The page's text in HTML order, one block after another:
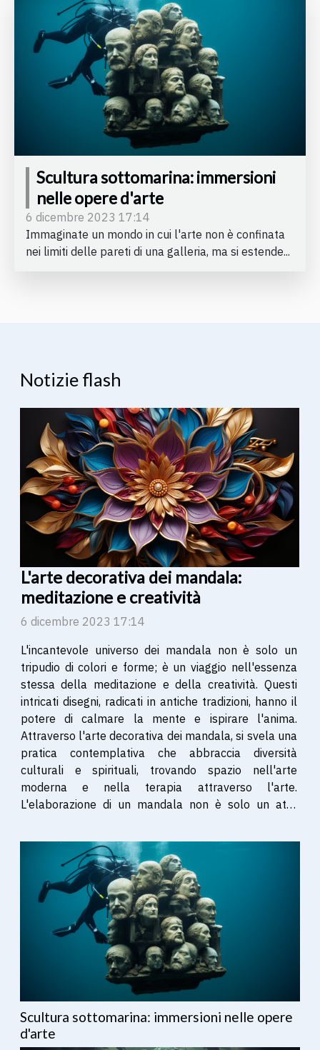
Scultura sottomarina: immersioni
nelle opere d'arte
6 dicembre 2023 17:14
Immaginate un mondo in cui l'arte non è confinata
nei limiti delle pareti di una galleria, ma si estende...
Notizie flash
L'arte decorativa dei mandala:
meditazione e creatività
6 dicembre 2023 17:14
L'incantevole universo dei mandala non è solo un
tripudio di colori e forme; è un viaggio nell'essenza
stessa della meditazione e della creatività. Questi
intricati disegni, radicati in antiche tradizioni, hanno il
potere di calmare la mente e ispirare l'anima.
Attraverso l'arte decorativa dei mandala, si svela una
pratica contemplativa che abbraccia diversità
culturali e spirituali, trovando spazio nell'arte
moderna e nella terapia attraverso l'arte.
L'elaborazione di un mandala non è solo un atto
interiore, che guida verso l'equilibrio e...
Scultura sottomarina: immersioni nelle opere
d'arte